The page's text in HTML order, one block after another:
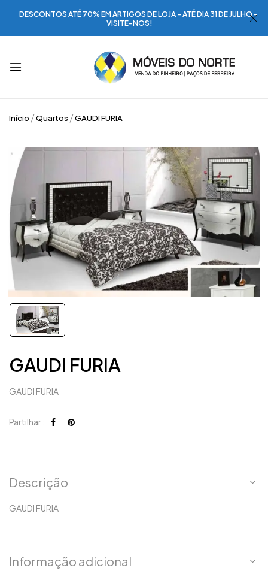
DESCONTOS ATÉ 70% EM ARTIGOS DE LOJA - ATÉ DIA 31 DE JULHO -
VISITE-NOS!
Início Quartos GAUDI FURIA
GAUDI FURIA
GAUDI FURIA
Partilhar :
Descrição
GAUDI FURIA
Informação adicional